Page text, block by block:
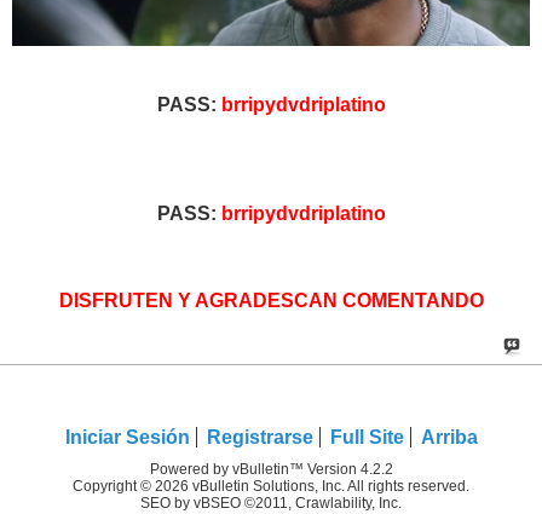
PASS: brripydvdriplatino
PASS: brripydvdriplatino
DISFRUTEN Y AGRADESCAN COMENTANDO
Iniciar Sesión Registrarse Full Site Arriba
Powered by vBulletin™ Version 4.2.2
Copyright © 2026 vBulletin Solutions, Inc. All rights reserved.
SEO by vBSEO ©2011, Crawlability, Inc.